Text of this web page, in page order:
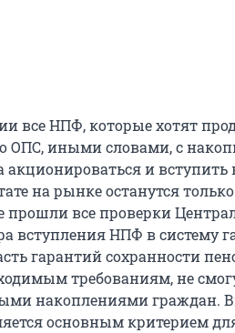
все НПФ, которые хотят
ОПС, иными словами, с
и вступить
на рынке останутся
все проверки
вступления НПФ в систему
гарантий сохранности
требованиям, не
накоплениями граждан.
основным критерием